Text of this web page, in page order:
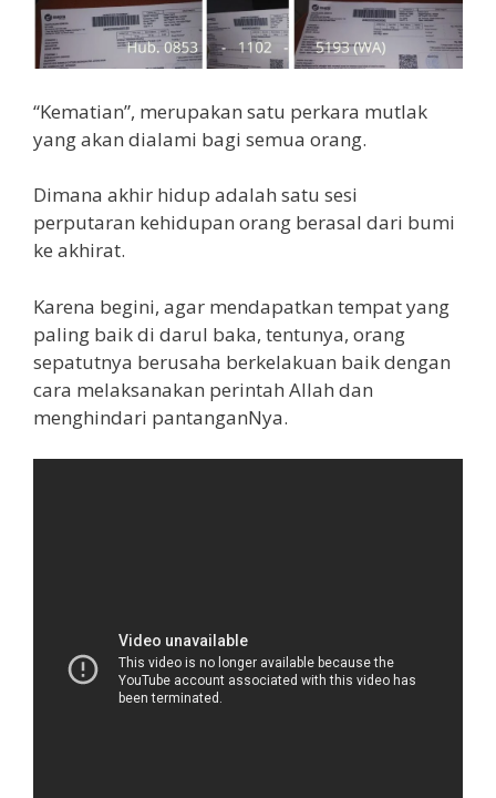
“Kematian”, merupakan satu perkara mutlak
yang akan dialami bagi semua orang.
Dimana akhir hidup adalah satu sesi
perputaran kehidupan orang berasal dari bumi
ke akhirat.
Karena begini, agar mendapatkan tempat yang
paling baik di darul baka, tentunya, orang
sepatutnya berusaha berkelakuan baik dengan
cara melaksanakan perintah Allah dan
menghindari pantanganNya.